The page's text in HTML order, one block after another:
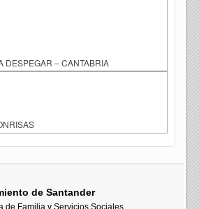
DESPEGAR – CANTABRIA
de Santander
de Familia y Servicios Sociales